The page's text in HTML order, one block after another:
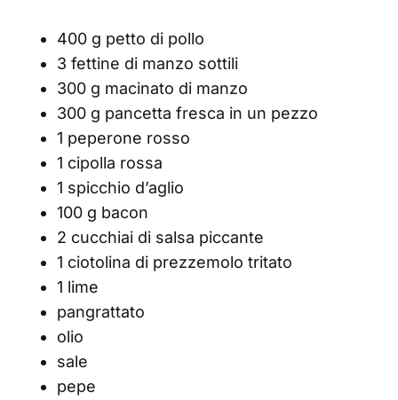
400 g petto di pollo
3 fettine di manzo sottili
300 g macinato di manzo
300 g pancetta fresca in un pezzo
1 peperone rosso
1 cipolla rossa
1 spicchio d’aglio
100 g bacon
2 cucchiai di salsa piccante
1 ciotolina di prezzemolo tritato
1 lime
pangrattato
olio
sale
pepe